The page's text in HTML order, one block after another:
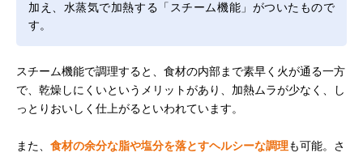
加え、水蒸気で加熱する「スチーム機能」がついたもので
す。
スチーム機能で調理すると、食材の内部まで素早く火が通る一方
で、乾燥しにくいというメリットがあり、加熱ムラが少なく、し
っとりおいしく仕上がるといわれています。
また、 食材の余分な脂や塩分を落とすヘルシーな調理も可能。さ